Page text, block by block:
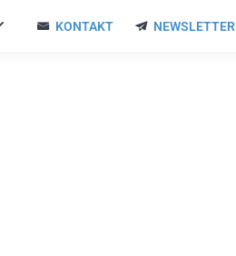
KONTAKT NEWSLETTER
KONTAKT NEWSLETTER